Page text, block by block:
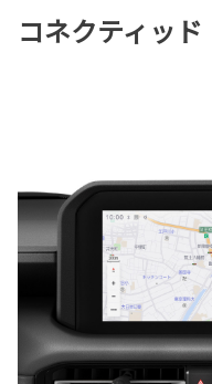
コネクティッド